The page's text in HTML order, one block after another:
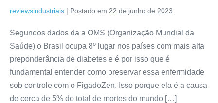
reviewsindustriais | Postado em 22 de junho de 2023
Segundos dados da a OMS (Organização Mundial da
Saúde) o Brasil ocupa 8º lugar nos países com mais alta
preponderância de diabetes e é por isso que é
fundamental entender como preservar essa enfermidade
sob controle com o FigadoZen. Isso porque ela é a causa
de cerca de 5% do total de mortes do mundo […]